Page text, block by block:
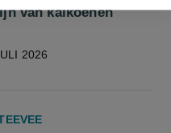
van kalkoenen
2026